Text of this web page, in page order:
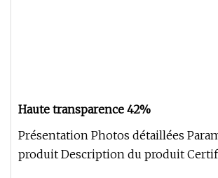
Haute transparence 42%
Présentation Photos détaillées
produit Description du produit